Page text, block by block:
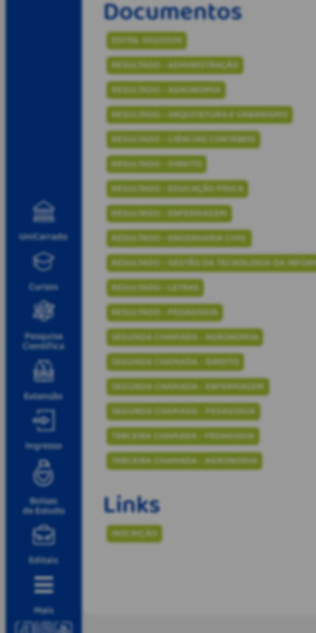
UniCerrado
Cursos
Pesquisa
Científica
Extensão
Ingresso
Bolsas
de Estudo
Editais
Mais
Documentos
EDITAL 002/2026
RESULTADO - ADMINISTRAÇÃO
RESULTADO - AGRONOMIA
RESULTADO - ARQUITETURA E URBANISMO
RESULTADO - CIÊNCIAS CONTÁBEIS
RESULTADO - DIREITO
RESULTADO - EDUCAÇÃO FÍSICA
RESULTADO - ENFERMAGEM
RESULTADO - ENGENHARIA CIVIL
RESULTADO - GESTÃO DA TECNOLOGIA DA
RESULTADO - LETRAS
RESULTADO - PEDAGOGIA
SEGUNDA CHAMADA - AGRONOMIA
SEGUNDA CHAMADA - DIREITO
SEGUNDA CHAMADA - ENFERMAGEM
SEGUNDA CHAMADA - PEDAGOGIA
TERCEIRA CHAMADA - PEDAGOGIA
TERCEIRA CHAMADA - AGRONOMIA
Links
INSCRIÇÃO